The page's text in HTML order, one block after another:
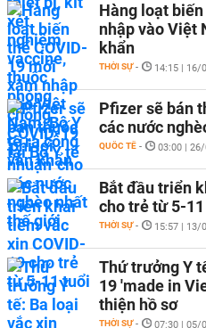
Hàng loạt
nhập vào Việt
khẩn
THỜI SỰ - 14:15 | 16/
Pfizer sẽ bán
các nước
QUỐC TẾ - 03:00 |
Bắt đầu triển
cho trẻ từ 5-
THỜI SỰ - 15:57 | 13/
Thứ trưởng Y
19 'made in
thiện hồ sơ
THỜI SỰ - 07:30 | 05/